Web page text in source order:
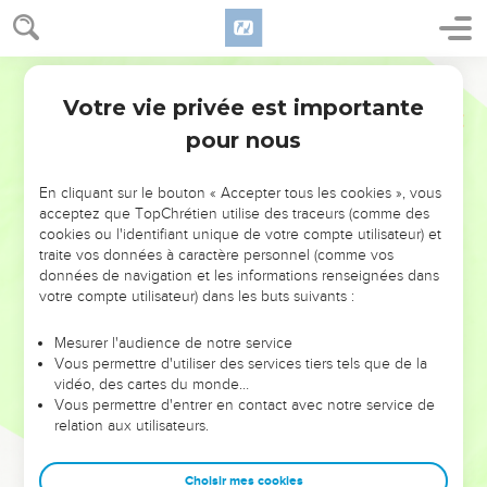
NE MANQUEZ PAS L’ÉVÉNEMENT
DE L’ANNÉE !
ET SI LEURS ERREURS POUVAIENT VOUS ÉVITER LES
VOTRES ?
leur foi ou leur vision. Mais on voit moins les doutes, les erreurs
et les saisons difficiles qu'ils ont traversés, alors même que ce
sont elles qui les ont façonnés.
Dans cette conférence, leaders, entrepreneurs, et responsables
clés pour avancer avec plus de sagesse afin que leurs erreurs
Votre vie privée est importante
pour nous
En cliquant sur le bouton « Accepter tous les cookies », vous
acceptez que TopChrétien utilise des traceurs (comme des
cookies ou l'identifiant unique de votre compte utilisateur) et
traite vos données à caractère personnel (comme vos
données de navigation et les informations renseignées dans
votre compte utilisateur) dans les buts suivants :
Mesurer l'audience de notre service
Vous permettre d'utiliser des services tiers tels que de la
vidéo, des cartes du monde…
Vous permettre d'entrer en contact avec notre service de
relation aux utilisateurs.
Choisir mes cookies